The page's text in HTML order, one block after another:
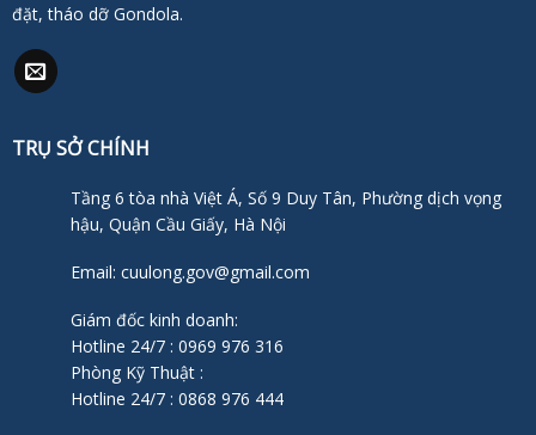
đặt, tháo dỡ Gondola.
TRỤ SỞ CHÍNH
Tầng 6 tòa nhà Việt Á, Số 9 Duy Tân, Phường dịch vọng
hậu, Quận Cầu Giấy, Hà Nội
Email: cuulong.gov@gmail.com
Giám đốc kinh doanh:
Hotline 24/7 : 0969 976 316
Phòng Kỹ Thuật :
Hotline 24/7 : 0868 976 444